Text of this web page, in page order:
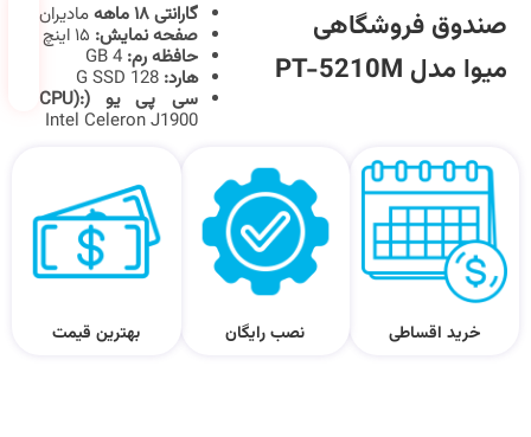
خرید اقساطی نصب رایگان بهترین قیمت
صندوق فروشگاهی
میوا مدل PT-5210M
گارانتی ۱۸ ماهه مادیران
صفحه نمایش:
حافظه رم:
هارد:
سی پی یو (CPU):
Intel Celeron J1900